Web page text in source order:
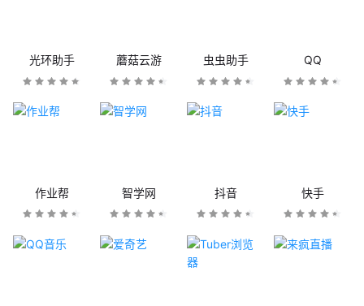
光环助手 蘑菇云游 虫虫助手 QQ
作业帮 智学网 抖音 快手